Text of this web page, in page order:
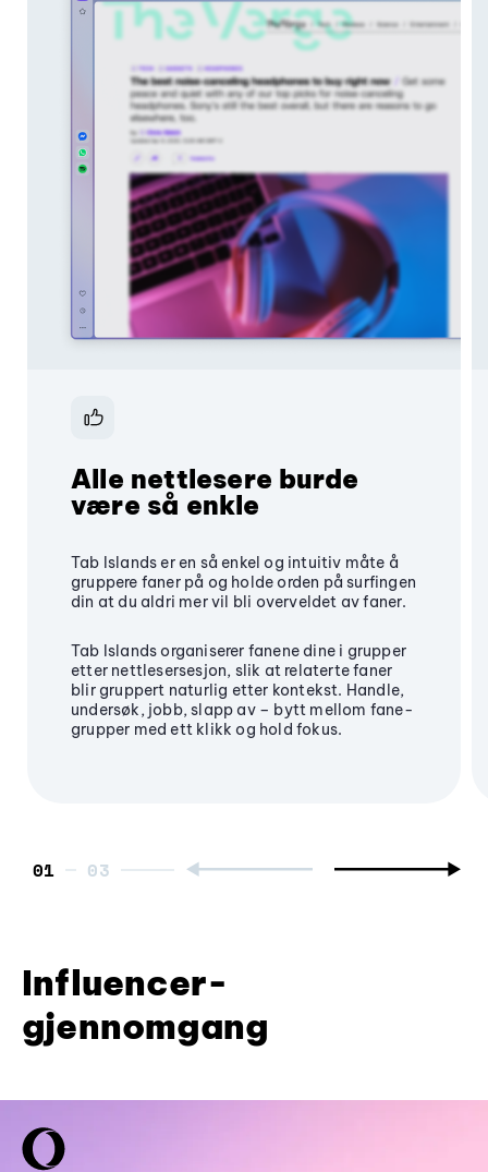
Alle nettlesere burde
være så enkle
Tab Islands er en så enkel og intuitiv måte å
gruppere faner på og holde orden på surfingen
din at du aldri mer vil bli overveldet av faner.
Tab Islands organiserer fanene dine i grupper
etter nettlesersesjon, slik at relaterte faner
blir gruppert naturlig etter kontekst. Handle,
undersøk, jobb, slapp av – bytt mellom fane-
grupper med ett klikk og hold fokus.
01
Influencer-
gjennomgang